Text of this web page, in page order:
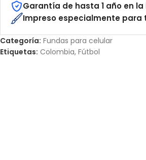
Garantía de hasta 1 año en
Impreso especialmente para
Categoría: Fundas para celular
Etiquetas: Colombia, Fútbol